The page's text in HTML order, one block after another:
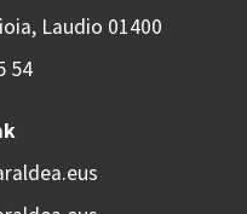
Laudio 01400
54